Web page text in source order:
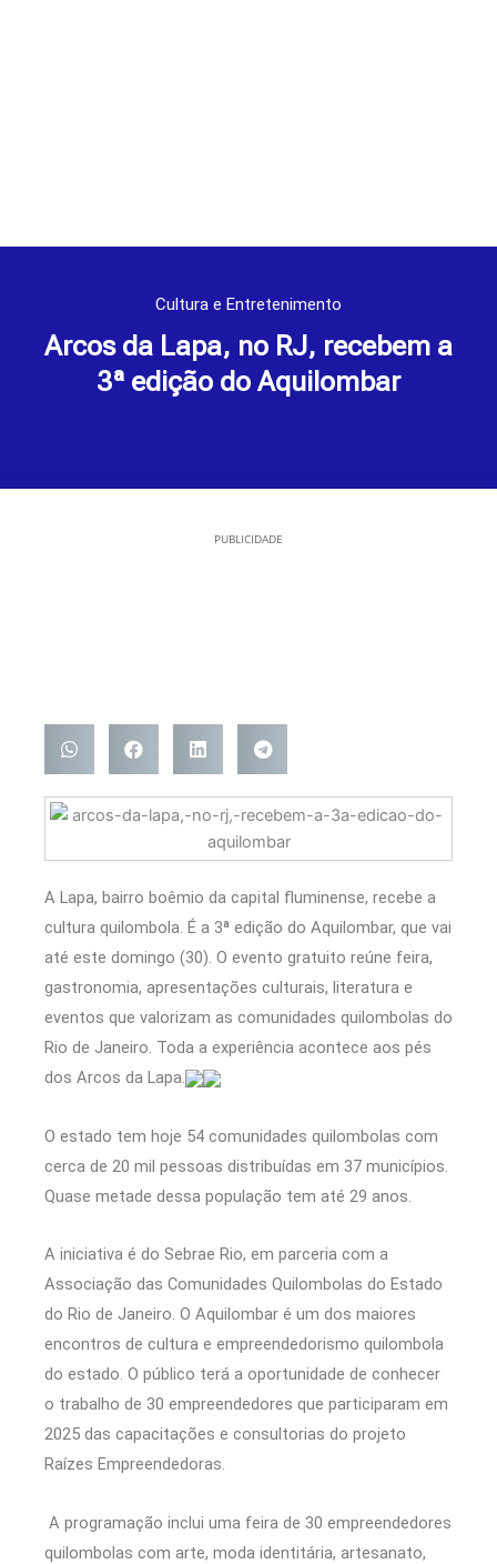
Cultura e Entretenimento
Arcos da Lapa, no RJ, recebem a
3ª edição do Aquilombar
PUBLICIDADE
A Lapa, bairro boêmio da capital fluminense, recebe a
cultura quilombola. É a 3ª edição do Aquilombar, que vai
até este domingo (30). O evento gratuito reúne feira,
gastronomia, apresentações culturais, literatura e
eventos que valorizam as comunidades quilombolas do
Rio de Janeiro. Toda a experiência acontece aos pés
dos Arcos da Lapa.
O estado tem hoje 54 comunidades quilombolas com
cerca de 20 mil pessoas distribuídas em 37 municípios.
Quase metade dessa população tem até 29 anos.
A iniciativa é do Sebrae Rio, em parceria com a
Associação das Comunidades Quilombolas do Estado
do Rio de Janeiro. O Aquilombar é um dos maiores
encontros de cultura e empreendedorismo quilombola
do estado. O público terá a oportunidade de conhecer
o trabalho de 30 empreendedores que participaram em
2025 das capacitações e consultorias do projeto
Raízes Empreendedoras.
A programação inclui uma feira de 30 empreendedores
quilombolas com arte, moda identitária, artesanato,